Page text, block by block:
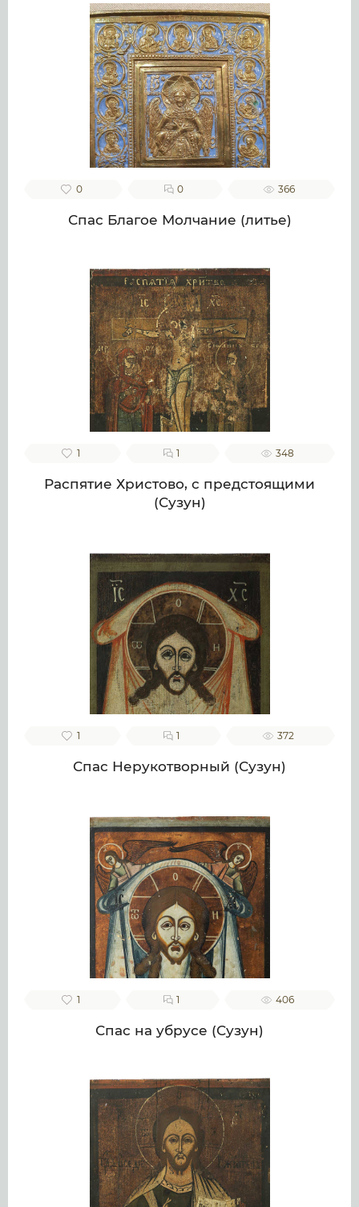
0 0 366
Спас Благое Молчание (литье)
1 1 348
Распятие Христово, с предстоящими
(Сузун)
1 1 372
Спас Нерукотворный (Сузун)
1 1 406
Спас на убрусе (Сузун)